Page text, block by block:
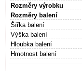
Rozměry výrobku
Rozměry balení
Šířka balení
Výška balení
Hloubka balení
Hmotnost balení